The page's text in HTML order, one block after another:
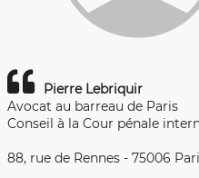
Pierre Lebriquir
Avocat au barreau de Paris
Conseil à la Cour pénale
88, rue de Rennes - 75006